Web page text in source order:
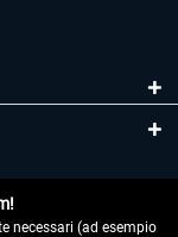
necessari (ad esempio